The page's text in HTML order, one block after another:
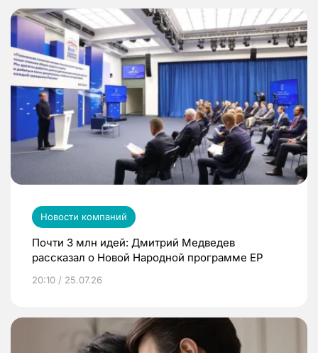
Новости компаний
Почти 3 млн идей: Дмитрий Медведев
рассказал о Новой Народной программе ЕР
20:10 / 25.07.26